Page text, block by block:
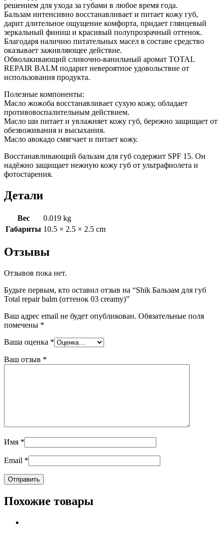
решением для ухода за губами в любое время года.
Бальзам интенсивно восстанавливает и питает кожу губ,
дарит длительное ощущение комфорта, придает глянцевый
зеркальный финиш и красивый полупрозрачный оттенок.
Благодаря наличию питательных масел в составе средство
оказывает заживляющее действие.
Обволакивающий сливочно-ванильный аромат TOTAL
REPAIR BALM подарит невероятное удовольствие от
использования продукта.
Полезные компоненты:
Масло жожоба восстанавливает сухую кожу, обладает
противовоспалительным действием.
Масло ши питает и увлажняет кожу губ, бережно защищает от
обезвоживания и высыхания.
Масло авокадо смягчает и питает кожу.
Восстанавливающий бальзам для губ содержит SPF 15. Он
надёжно защищает нежную кожу губ от ультрафиолета и
фотостарения.
Детали
Вес
0.019 kg
Габариты 10.5 × 2.5 × 2.5 cm
Отзывы
Отзывов пока нет.
Будьте первым, кто оставил отзыв на “Shik Бальзам для губ
Total repair balm (оттенок 03 creamy)”
Ваш адрес email не будет опубликован. Обязательные поля
помечены *
Ваша оценка *
Ваш отзыв *
Имя *
Email *
Похожие товары